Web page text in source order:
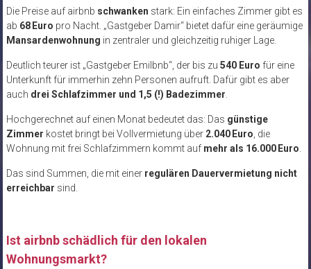
Die Preise auf airbnb schwanken stark: Ein einfaches Zimmer gibt es
ab 68 Euro pro Nacht. „Gastgeber Damir“ bietet dafür eine geräumige
Mansardenwohnung in zentraler und gleichzeitig ruhiger Lage.
Deutlich teurer ist „Gastgeber Emilbnb“, der bis zu 540 Euro für eine
Unterkunft für immerhin zehn Personen aufruft. Dafür gibt es aber
auch drei Schlafzimmer und 1,5 (!) Badezimmer
Hochgerechnet auf einen Monat bedeutet das: Das günstige
Zimmer kostet bringt bei Vollvermietung über 2.040 Euro , die
Wohnung mit frei Schlafzimmern kommt auf mehr als 16.000 Euro
Das sind Summen, die mit einer regulären Dauervermietung nicht
erreichbar sind.
Ist airbnb schädlich für den lokalen
Wohnungsmarkt?